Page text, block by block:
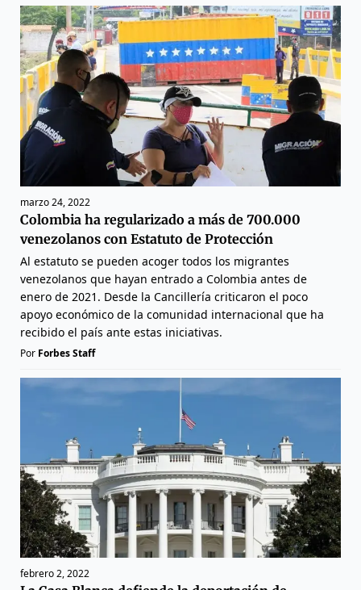
marzo 24, 2022
Colombia ha regularizado a más de 700.000
venezolanos con Estatuto de Protección
Al estatuto se pueden acoger todos los migrantes
venezolanos que hayan entrado a Colombia antes de
enero de 2021. Desde la Cancillería criticaron el poco
apoyo económico de la comunidad internacional que ha
recibido el país ante estas iniciativas.
Por Forbes Staff
febrero 2, 2022